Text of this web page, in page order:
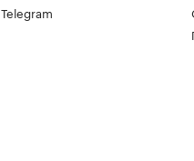
Telegram